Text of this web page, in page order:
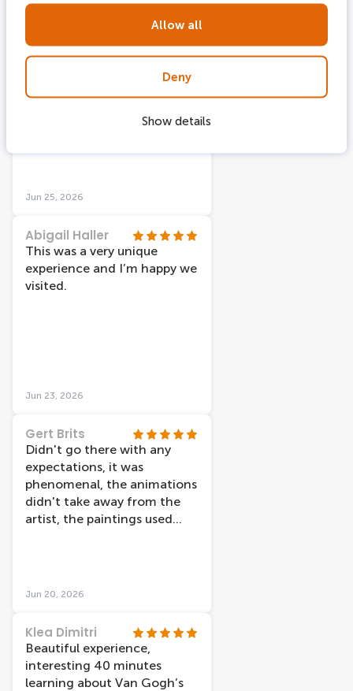
Allow all
Deny
Show details
is goed aangegeven van
Katie Bannikov
A projected show of the
artists work inside a large
event. Show up early for a
look up in the middle.
Jun 25, 2026
Abigail Haller
This was a very unique
experience and I’m happy we
visited.
Jun 23, 2026
Gert Brits
Didn't go there with any
expectations, it was
phenomenal, the animations
didn't take away from the
artist, the paintings used
Jun 20, 2026
Klea Dimitri
Beautiful experience,
interesting 40 minutes
learning about Van Gogh’s